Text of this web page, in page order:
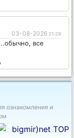
03-08-2026 21:29
все
ознакомления и